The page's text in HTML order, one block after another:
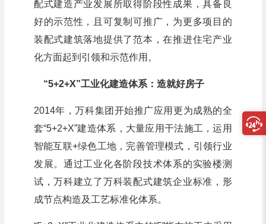
配式建造产业发展所取得阶段性成果，具备良
好的示范性，且可复制可推广，为更多项目的
装配式建筑落地提供了范本，在推进住宅产业
化方面起到引领和示范作用。
“5+2+X”工业化建造体系： 造就好房子
2014年，万科集团开始推广应用更为成熟的全
套“5+2+X”建造体系，大量应用干法施工，运用
智能互联+绿色工地，完善管理模式，引领行业
发展。通过工业化各阶段技术体系的实验楼测
试，万科建立了万科装配式建筑企业标准，形
成节点构造及工艺标准化体系。